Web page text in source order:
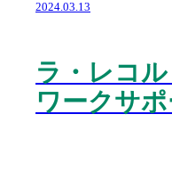
2024.03.13
ラ・レコ
ワークサ